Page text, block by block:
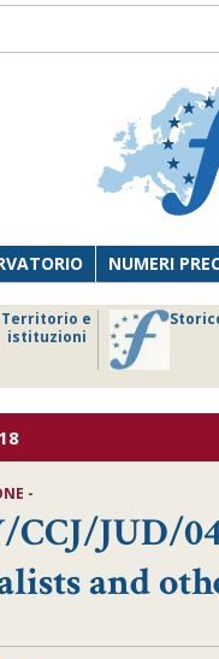
NUMERI
Territorio e
istituzioni
-
JUD/
and